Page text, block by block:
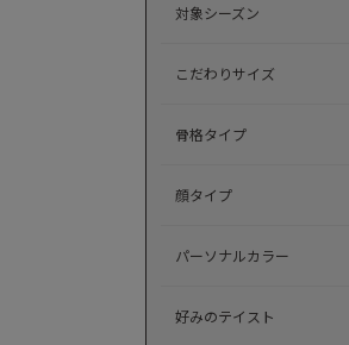
対象シーズン
こだわりサイズ
骨格タイプ
顔タイプ
パーソナルカラー
好みのテイスト